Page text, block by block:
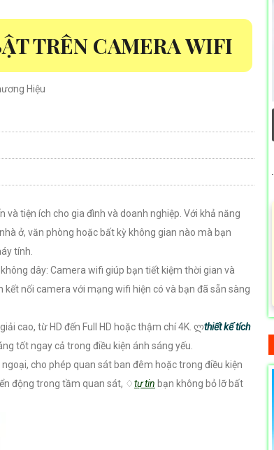
TRÊN CAMERA WIFI
Hiệu
tiện ích cho gia đình và doanh nghiệp. Với khả năng
ở, văn phòng hoặc bất kỳ không gian nào mà bạn
tính.
dây: Camera wifi giúp bạn tiết kiệm thời gian và
nối camera với mạng wifi hiện có và bạn đã sẵn sàng
cao, từ HD đến Full HD hoặc thậm chí 4K. ლthiết kế tích
tốt ngay cả trong điều kiện ánh sáng yếu.
cho phép quan sát ban đêm hoặc trong điều kiện
động trong tầm quan sát, ♢tự tin bạn không bỏ lỡ bất